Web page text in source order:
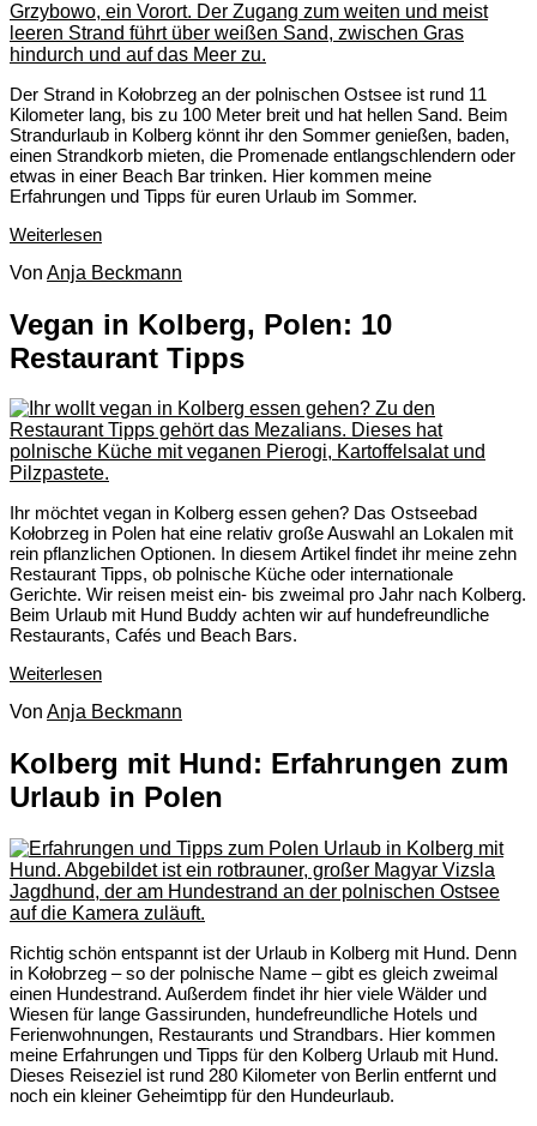
Der Strand in Kołobrzeg an der polnischen Ostsee ist rund 11
Kilometer lang, bis zu 100 Meter breit und hat hellen Sand. Beim
Strandurlaub in Kolberg könnt ihr den Sommer genießen, baden,
einen Strandkorb mieten, die Promenade entlangschlendern oder
etwas in einer Beach Bar trinken. Hier kommen meine
Erfahrungen und Tipps für euren Urlaub im Sommer.
Weiterlesen
Von Anja Beckmann
Vegan in Kolberg, Polen: 10
Restaurant Tipps
Ihr möchtet vegan in Kolberg essen gehen? Das Ostseebad
Kołobrzeg in Polen hat eine relativ große Auswahl an Lokalen mit
rein pflanzlichen Optionen. In diesem Artikel findet ihr meine zehn
Restaurant Tipps, ob polnische Küche oder internationale
Gerichte. Wir reisen meist ein- bis zweimal pro Jahr nach Kolberg.
Beim Urlaub mit Hund Buddy achten wir auf hundefreundliche
Restaurants, Cafés und Beach Bars.
Weiterlesen
Von Anja Beckmann
Kolberg mit Hund: Erfahrungen zum
Urlaub in Polen
Richtig schön entspannt ist der Urlaub in Kolberg mit Hund. Denn
in Kołobrzeg – so der polnische Name – gibt es gleich zweimal
einen Hundestrand. Außerdem findet ihr hier viele Wälder und
Wiesen für lange Gassirunden, hundefreundliche Hotels und
Ferienwohnungen, Restaurants und Strandbars. Hier kommen
meine Erfahrungen und Tipps für den Kolberg Urlaub mit Hund.
Dieses Reiseziel ist rund 280 Kilometer von Berlin entfernt und
noch ein kleiner Geheimtipp für den Hundeurlaub.